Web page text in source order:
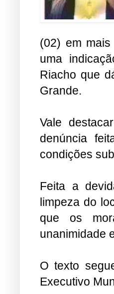
(02) em
uma
Riacho que
Grande.
Vale
denúncia
condições
Feita a
limpeza do
que os
unanimidade
O texto
Executivo